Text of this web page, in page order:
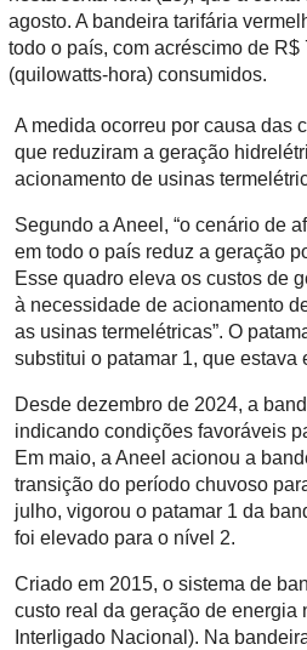
agosto. A bandeira tarifária
todo o país, com acréscimo de R$
(quilowatts-hora) consumidos.
A medida ocorreu por causa das
que reduziram a geração
acionamento de usinas
Segundo a Aneel, “o cenário de
em todo o país reduz a geração
Esse quadro eleva os custos de
à necessidade de acionamento
as usinas termelétricas”. O
substitui o patamar 1, que estava
Desde dezembro de 2024, a
indicando condições favoráveis
Em maio, a Aneel acionou a
transição do período chuvoso
julho, vigorou o patamar 1 da
foi elevado para o nível 2.
Criado em 2015, o sistema de
custo real da geração de energia
Interligado Nacional). Na